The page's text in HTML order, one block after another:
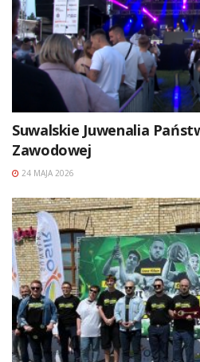
Suwalskie Juwenalia
Zawodowej
24 MAJA 2026